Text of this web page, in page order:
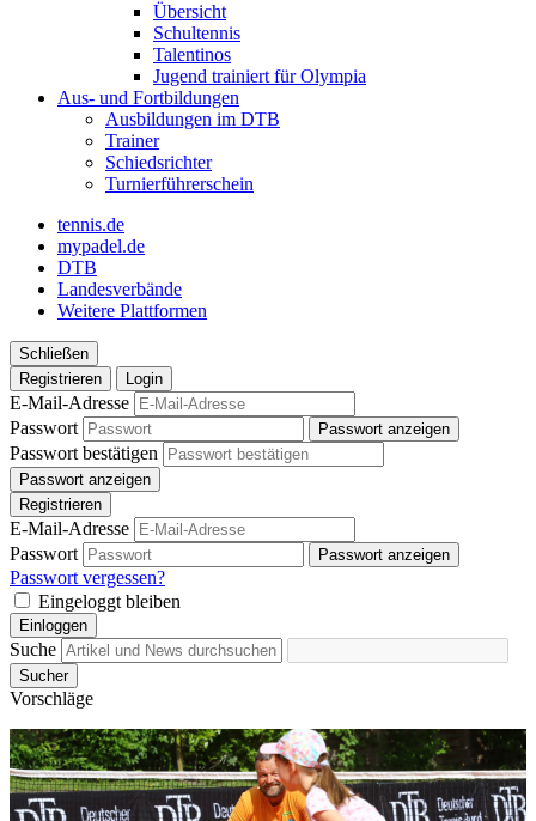
Übersicht
Schultennis
Talentinos
Jugend trainiert für Olympia
Aus- und Fortbildungen
Ausbildungen im DTB
Trainer
Schiedsrichter
Turnierführerschein
tennis.de
mypadel.de
DTB
Landesverbände
Weitere Plattformen
Schließen
Registrieren
Login
E-Mail-Adresse
Passwort
Passwort anzeigen
Passwort bestätigen
Passwort anzeigen
Registrieren
E-Mail-Adresse
Passwort
Passwort anzeigen
Passwort vergessen?
Eingeloggt bleiben
Einloggen
Suche
Sucher
Vorschläge